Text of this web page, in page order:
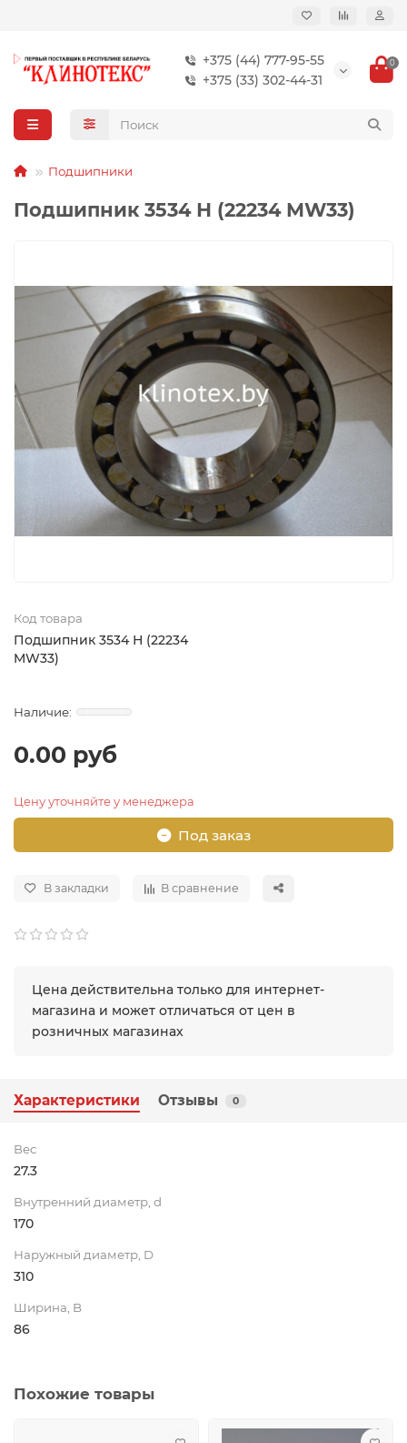
+375 (44) 777-95-55
+375 (33) 302-44-31
0
Подшипники
Подшипник 3534 Н (22234 MW33)
Код товара
Подшипник 3534 Н (22234
MW33)
0.00 руб
Цену уточняйте у менеджера
Под заказ
В закладки В сравнение
Цена действительна только для интернет-
магазина и может отличаться от цен в
розничных магазинах
Характеристики Отзывы 0
Вес
27.3
Внутренний диаметр, d
170
Наружный диаметр, D
310
Ширина, B
86
Похожие товары